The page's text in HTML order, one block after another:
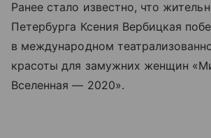
Ранее стало известно, что
Петербурга Ксения Вербицкая
в международном
красоты для замужних женщин
Вселенная — 2020».